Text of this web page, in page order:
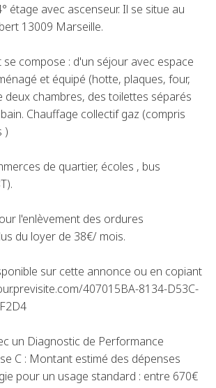
étage avec ascenseur. Il se situe au
13009 Marseille.
compose : d'un séjour avec espace
et équipé (hotte, plaques, four,
deux chambres, des toilettes séparés
Chauffage collectif gaz (compris
)
de quartier, écoles , bus
l'enlèvement des ordures
du loyer de 38€/ mois.
sur cette annonce ou en copiant
407015BA-8134-D53C-
un Diagnostic de Performance
C : Montant estimé des dépenses
pour un usage standard : entre 670€